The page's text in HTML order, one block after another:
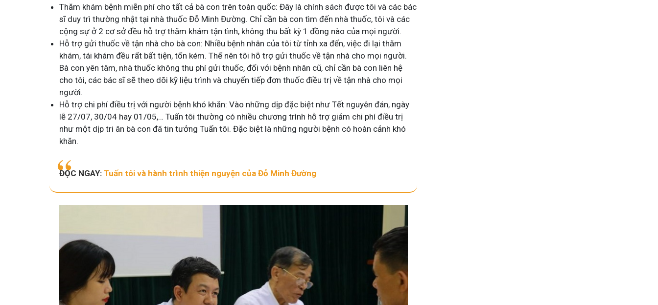
Thăm khám bệnh miễn phí cho tất cả bà con trên toàn quốc: Đây là chính sách được tôi và các bác
sĩ duy trì thường nhật tại nhà thuốc Đỗ Minh Đường. Chỉ cần bà con tìm đến nhà thuốc, tôi và các
cộng sự ở 2 cơ sở đều hỗ trợ thăm khám tận tình, không thu bất kỳ 1 đồng nào của mọi người.
Hỗ trợ gửi thuốc về tận nhà cho bà con: Nhiều bệnh nhân của tôi từ tỉnh xa đến, việc đi lại thăm
khám, tái khám đều rất bất tiện, tốn kém. Thế nên tôi hỗ trợ gửi thuốc về tận nhà cho mọi người.
Bà con yên tâm, nhà thuốc không thu phí gửi thuốc, đối với bệnh nhân cũ, chỉ cần bà con liên hệ
cho tôi, các bác sĩ sẽ theo dõi kỹ liệu trình và chuyển tiếp đơn thuốc điều trị về tận nhà cho mọi
người.
Hỗ trợ chi phí điều trị với người bệnh khó khăn: Vào những dịp đặc biệt như Tết nguyên đán, ngày
lễ 27/07, 30/04 hay 01/05,… Tuấn tôi thường có nhiều chương trình hỗ trợ giảm chi phí điều trị
như một dịp tri ân bà con đã tin tưởng Tuấn tôi. Đặc biệt là những người bệnh có hoàn cảnh khó
khăn.
ĐỌC NGAY: Tuấn tôi và hành trình thiện nguyện của Đỗ Minh Đường